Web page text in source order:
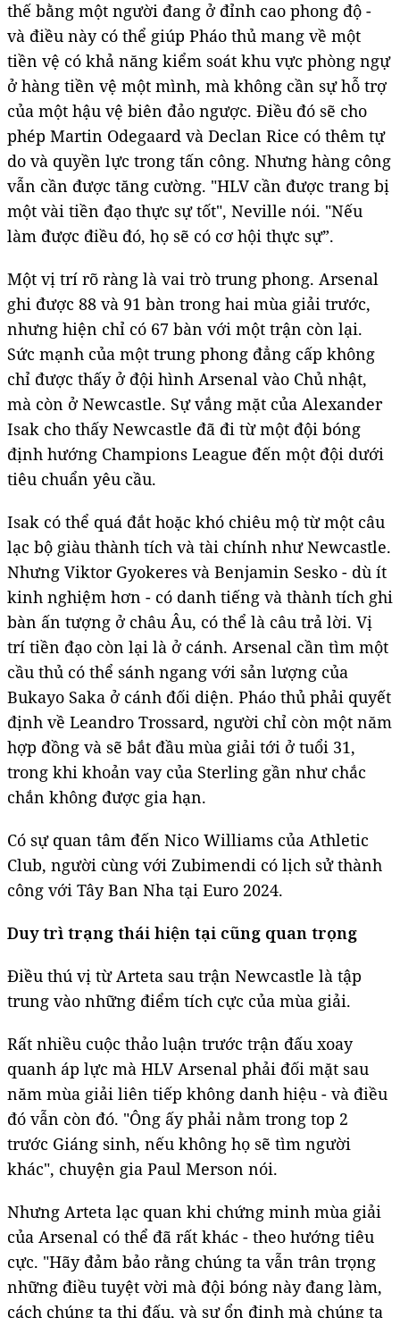
thế bằng một người đang ở đỉnh cao phong độ -
và điều này có thể giúp Pháo thủ mang về một
tiền vệ có khả năng kiểm soát khu vực phòng ngự
ở hàng tiền vệ một mình, mà không cần sự hỗ trợ
của một hậu vệ biên đảo ngược. Điều đó sẽ cho
phép Martin Odegaard và Declan Rice có thêm tự
do và quyền lực trong tấn công. Nhưng hàng công
vẫn cần được tăng cường. "HLV cần được trang bị
một vài tiền đạo thực sự tốt", Neville nói. "Nếu
làm được điều đó, họ sẽ có cơ hội thực sự”.
Một vị trí rõ ràng là vai trò trung phong. Arsenal
ghi được 88 và 91 bàn trong hai mùa giải trước,
nhưng hiện chỉ có 67 bàn với một trận còn lại.
Sức mạnh của một trung phong đẳng cấp không
chỉ được thấy ở đội hình Arsenal vào Chủ nhật,
mà còn ở Newcastle. Sự vắng mặt của Alexander
Isak cho thấy Newcastle đã đi từ một đội bóng
định hướng Champions League đến một đội dưới
tiêu chuẩn yêu cầu.
Isak có thể quá đắt hoặc khó chiêu mộ từ một câu
lạc bộ giàu thành tích và tài chính như Newcastle.
Nhưng Viktor Gyokeres và Benjamin Sesko - dù ít
kinh nghiệm hơn - có danh tiếng và thành tích ghi
bàn ấn tượng ở châu Âu, có thể là câu trả lời. Vị
trí tiền đạo còn lại là ở cánh. Arsenal cần tìm một
cầu thủ có thể sánh ngang với sản lượng của
Bukayo Saka ở cánh đối diện. Pháo thủ phải quyết
định về Leandro Trossard, người chỉ còn một năm
hợp đồng và sẽ bắt đầu mùa giải tới ở tuổi 31,
trong khi khoản vay của Sterling gần như chắc
chắn không được gia hạn.
Có sự quan tâm đến Nico Williams của Athletic
Club, người cùng với Zubimendi có lịch sử thành
công với Tây Ban Nha tại Euro 2024.
Duy trì trạng thái hiện tại cũng quan trọng
Điều thú vị từ Arteta sau trận Newcastle là tập
trung vào những điểm tích cực của mùa giải.
Rất nhiều cuộc thảo luận trước trận đấu xoay
quanh áp lực mà HLV Arsenal phải đối mặt sau
năm mùa giải liên tiếp không danh hiệu - và điều
đó vẫn còn đó. "Ông ấy phải nằm trong top 2
trước Giáng sinh, nếu không họ sẽ tìm người
khác", chuyện gia Paul Merson nói.
Nhưng Arteta lạc quan khi chứng minh mùa giải
của Arsenal có thể đã rất khác - theo hướng tiêu
cực. "Hãy đảm bảo rằng chúng ta vẫn trân trọng
những điều tuyệt vời mà đội bóng này đang làm,
cách chúng ta thi đấu, và sự ổn định mà chúng ta